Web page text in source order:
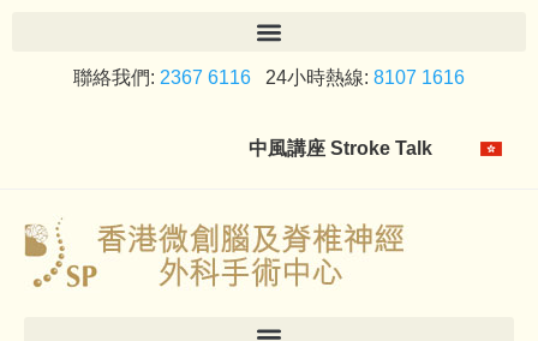
聯絡我們: 2367 6116 24小時熱線: 8107 1616
中風講座 Stroke Talk